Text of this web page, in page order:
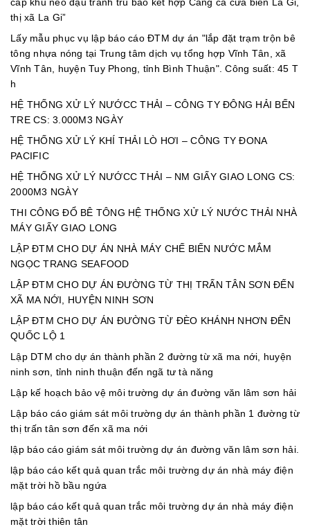
thị xã La Gi”
Lấy mẫu phục vụ lập báo cáo ĐTM dự án "lắp đặt trạm trộn bê
tông nhựa nóng tại Trung tâm dịch vụ tổng hợp Vĩnh Tân, xã
Vĩnh Tân, huyện Tuy Phong, tỉnh Bình Thuận". Công suất: 45 T
h
HỆ THỐNG XỬ LÝ NƯỚCC THẢI – CÔNG TY ĐÔNG HẢI BẾN
TRE CS: 3.000M3 NGÀY
HỆ THỐNG XỬ LÝ KHÍ THẢI LÒ HƠI – CÔNG TY ĐONA
PACIFIC
HỆ THỐNG XỬ LÝ NƯỚCC THẢI – NM GIẤY GIAO LONG CS:
2000M3 NGÀY
THI CÔNG ĐỔ BÊ TÔNG HỆ THỐNG XỬ LÝ NƯỚC THẢI NHÀ
MÁY GIẤY GIAO LONG
LẬP ĐTM CHO DỰ ÁN NHÀ MÁY CHẾ BIẾN NƯỚC MẮM
NGỌC TRANG SEAFOOD
LẬP ĐTM CHO DỰ ÁN ĐƯỜNG TỪ THỊ TRẤN TÂN SƠN ĐẾN
XÃ MA NỚI, HUYỆN NINH SƠN
LẬP ĐTM CHO DỰ ÁN ĐƯỜNG TỪ ĐÈO KHÁNH NHƠN ĐẾN
QUỐC LỘ 1
Lập DTM cho dự án thành phần 2 đường từ xã ma nới, huyện
ninh sơn, tỉnh ninh thuận đến ngã tư tà năng
Lập kế hoạch bảo vệ môi trường dự án đường văn lâm sơn hải
Lập báo cáo giám sát môi trường dự án thành phần 1 đường từ
thị trấn tân sơn đến xã ma nới
lập báo cáo giám sát môi trường dự án đường văn lâm sơn hải.
lập báo cáo kết quả quan trắc môi trường dự án nhà máy điện
mặt trời hồ bầu ngứa
lập báo cáo kết quả quan trắc môi trường dự án nhà máy điện
mặt trời thiên tân